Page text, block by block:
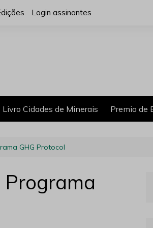
Login assinantes
Livro Cidades de Minerais Premio de
GHG Protocol
Programa